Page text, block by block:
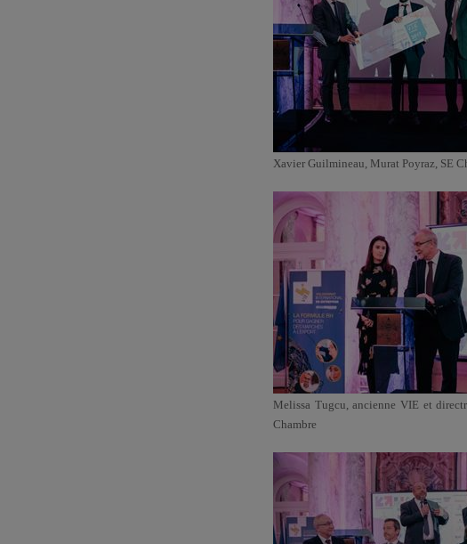
Xavier Guilmineau, Murat Poyraz, SE
Melissa Tugcu, ancienne VIE et
Chambre